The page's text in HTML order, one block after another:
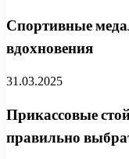
Спортивные
вдохновения
31.03.2025
Прикассовые
правильно